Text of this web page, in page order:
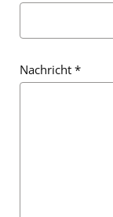
Nachricht *